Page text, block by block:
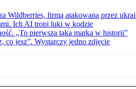
Wildberries, firmą atakowaną przez
Ich AI tropi luki w kodzie
„To pierwsza taka marka w historii”
co jesz”. Wystarczy jedno zdjęcie